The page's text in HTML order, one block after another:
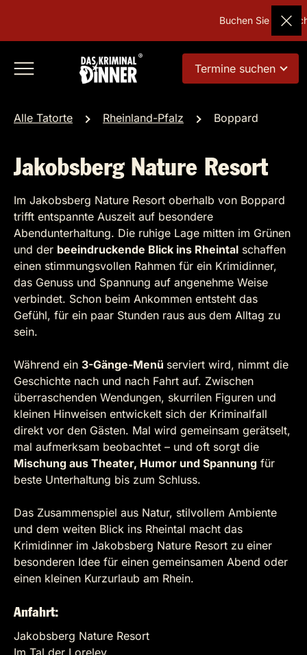
Buchen Sie
Termine suchen
Alle Tatorte Rheinland-Pfalz Boppard
Jakobsberg Nature Resort
Im Jakobsberg Nature Resort oberhalb von Boppard
trifft entspannte Auszeit auf besondere
Abendunterhaltung. Die ruhige Lage mitten im Grünen
und der beeindruckende Blick ins Rheintal schaffen
einen stimmungsvollen Rahmen für ein Krimidinner,
das Genuss und Spannung auf angenehme Weise
verbindet. Schon beim Ankommen entsteht das
Gefühl, für ein paar Stunden raus aus dem Alltag zu
sein.
Während ein 3-Gänge-Menü serviert wird, nimmt die
Geschichte nach und nach Fahrt auf. Zwischen
überraschenden Wendungen, skurrilen Figuren und
kleinen Hinweisen entwickelt sich der Kriminalfall
direkt vor den Gästen. Mal wird gemeinsam gerätselt,
mal aufmerksam beobachtet – und oft sorgt die
Mischung aus Theater, Humor und Spannung für
beste Unterhaltung bis zum Schluss.
Das Zusammenspiel aus Natur, stilvollem Ambiente
und dem weiten Blick ins Rheintal macht das
Krimidinner im Jakobsberg Nature Resort zu einer
besonderen Idee für einen gemeinsamen Abend oder
einen kleinen Kurzurlaub am Rhein.
Anfahrt:
Jakobsberg Nature Resort
Im Tal der Loreley